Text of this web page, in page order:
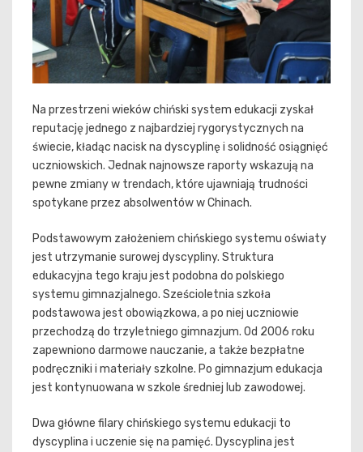
Na przestrzeni wieków chiński system edukacji zyskał
reputację jednego z najbardziej rygorystycznych na
świecie, kładąc nacisk na dyscyplinę i solidność osiągnięć
uczniowskich. Jednak najnowsze raporty wskazują na
pewne zmiany w trendach, które ujawniają trudności
spotykane przez absolwentów w Chinach.
Podstawowym założeniem chińskiego systemu oświaty
jest utrzymanie surowej dyscypliny. Struktura
edukacyjna tego kraju jest podobna do polskiego
systemu gimnazjalnego. Sześcioletnia szkoła
podstawowa jest obowiązkowa, a po niej uczniowie
przechodzą do trzyletniego gimnazjum. Od 2006 roku
zapewniono darmowe nauczanie, a także bezpłatne
podręczniki i materiały szkolne. Po gimnazjum edukacja
jest kontynuowana w szkole średniej lub zawodowej.
Dwa główne filary chińskiego systemu edukacji to
dyscyplina i uczenie się na pamięć. Dyscyplina jest